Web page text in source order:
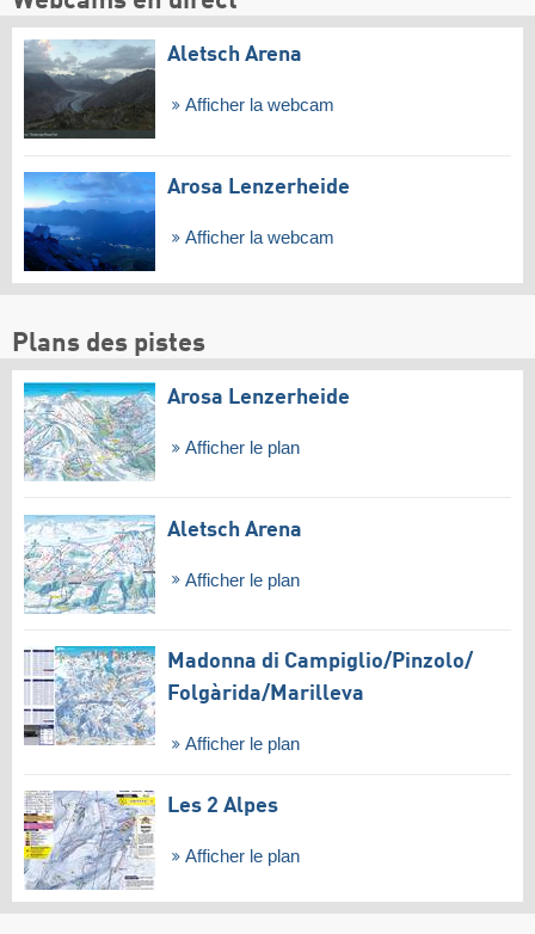
Aletsch Arena
Afficher la webcam
Arosa Lenzerheide
Afficher la webcam
Plans des pistes
Arosa Lenzerheide
Afficher le plan
Aletsch Arena
Afficher le plan
Madonna di Campiglio/​Pinzolo/​
Folgàrida/​Marilleva
Afficher le plan
Les 2 Alpes
Afficher le plan